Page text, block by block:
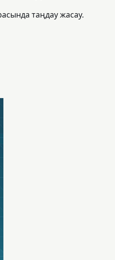
таңдау жасау.